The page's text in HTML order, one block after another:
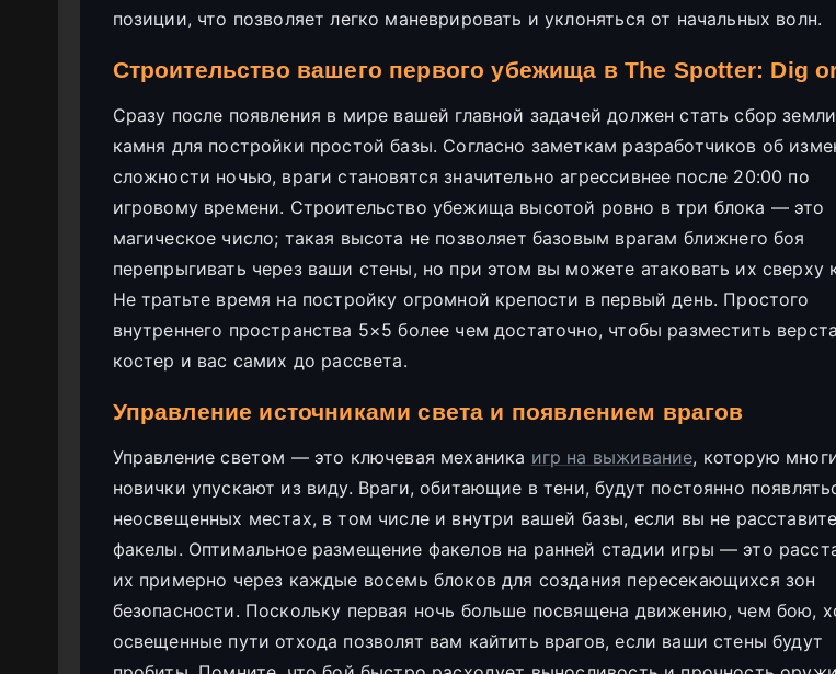
позиции, что позволяет легко маневрировать и уклоняться от начальных волн.
Строительство вашего первого убежища в The Spotter: Dig
Сразу после появления в мире вашей главной задачей должен стать сбор
камня для постройки простой базы. Согласно заметкам разработчиков об
сложности ночью, враги становятся значительно агрессивнее после 20:00 по
игровому времени. Строительство убежища высотой ровно в три блока — это
магическое число; такая высота не позволяет базовым врагам ближнего боя
перепрыгивать через ваши стены, но при этом вы можете атаковать их сверху
Не тратьте время на постройку огромной крепости в первый день. Простого
внутреннего пространства 5×5 более чем достаточно, чтобы разместить
костер и вас самих до рассвета.
Управление источниками света и появлением врагов
Управление светом — это ключевая механика игр на выживание, которую
новички упускают из виду. Враги, обитающие в тени, будут постоянно
неосвещенных местах, в том числе и внутри вашей базы, если вы не расставите
факелы. Оптимальное размещение факелов на ранней стадии игры — это
их примерно через каждые восемь блоков для создания пересекающихся зон
безопасности. Поскольку первая ночь больше посвящена движению, чем бою,
освещенные пути отхода позволят вам кайтить врагов, если ваши стены будут